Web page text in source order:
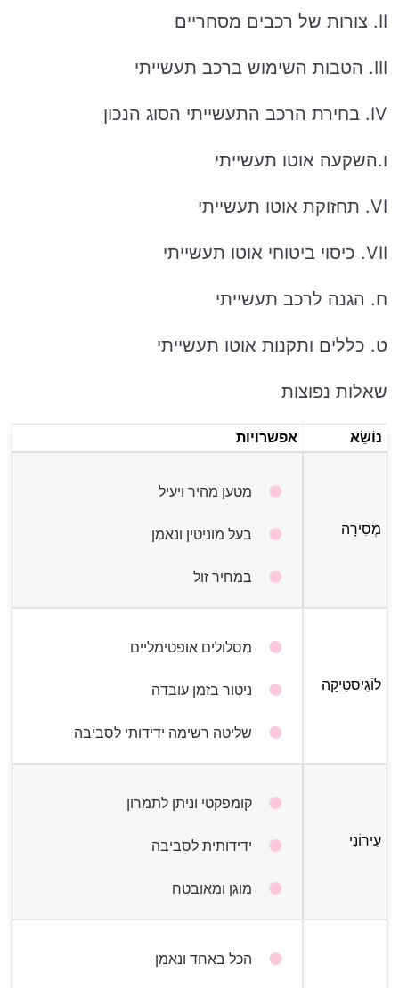
II. צורות של רכבים מסחריים
III. הטבות השימוש ברכב תעשייתי
IV. בחירת הרכב התעשייתי הסוג הנכון
ו.השקעה אוטו תעשייתי
VI. תחזוקת אוטו תעשייתי
VII. כיסוי ביטוחי אוטו תעשייתי
ח. הגנה לרכב תעשייתי
ט. כללים ותקנות אוטו תעשייתי
שאלות נפוצות
נוֹשֵׂא אפשרויות
מְסִירָה
מטען מהיר ויעיל
בעל מוניטין ונאמן
במחיר זול
לוֹגִיסטִיקָה
מסלולים אופטימליים
ניטור בזמן עובדה
שליטה רשימה ידידותי לסביבה
עִירוֹנִי
קומפקטי וניתן לתמרון
ידידותית לסביבה
מוגן ומאובטח
הכל באחד ונאמן